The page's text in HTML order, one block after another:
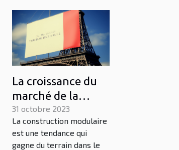
La croissance du
marché de la
construction
modulaire en
France
31 octobre 2023
La construction modulaire
est une tendance qui
gagne du terrain dans le